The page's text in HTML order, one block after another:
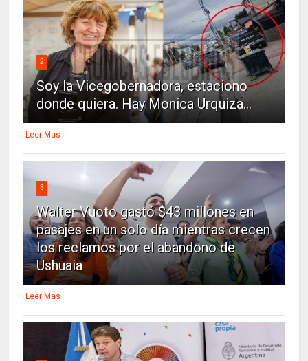
2
Soy la Vicegobernadora, estaciono
donde quiera. Hay Monica Urquiza...
Leer Mas
3
Walter Vuoto gastó $43 millones en
pasajes en un solo día mientras crecen
los reclamos por el abandono de
Ushuaia
Leer Mas